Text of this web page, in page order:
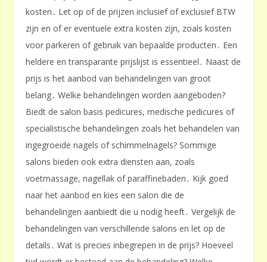
kosten․ Let op of de prijzen inclusief of exclusief BTW
zijn en of er eventuele extra kosten zijn, zoals kosten
voor parkeren of gebruik van bepaalde producten․ Een
heldere en transparante prijslijst is essentieel․ Naast de
prijs is het aanbod van behandelingen van groot
belang․ Welke behandelingen worden aangeboden?
Biedt de salon basis pedicures, medische pedicures of
specialistische behandelingen zoals het behandelen van
ingegroeide nagels of schimmelnagels? Sommige
salons bieden ook extra diensten aan, zoals
voetmassage, nagellak of paraffinebaden․ Kijk goed
naar het aanbod en kies een salon die de
behandelingen aanbiedt die u nodig heeft․ Vergelijk de
behandelingen van verschillende salons en let op de
details․ Wat is precies inbegrepen in de prijs? Hoeveel